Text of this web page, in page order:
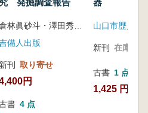
究 発掘調査報告
備人出版
新刊 取り寄せ
円
書 4 点
器
山口市歴史民
新刊 在庫なし
古書 1 点
1,425 円